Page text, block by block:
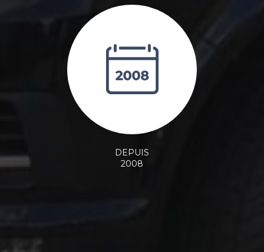
DEPUIS
2008